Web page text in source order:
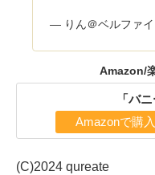
— りん＠ベルファ
Amazon/
「バ
Amazonで購入
(C)2024 qureate